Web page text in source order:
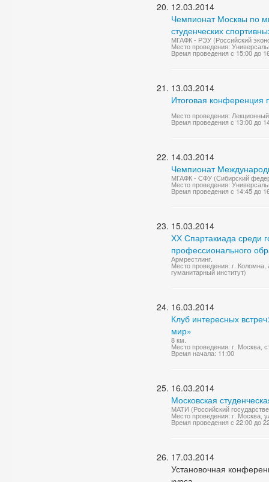
12.03.2014
Чемпионат Москвы по
студенческих
МГАФК - РЭУ (Российский
Место проведения:
Время проведения с 15:00 до
13.03.2014
Итоговая конференция
Место проведения:
Время проведения с 13:00 до
14.03.2014
Чемпионат
МГАФК - СФУ (Сибирский
Место проведения:
Время проведения с 14:45 до
15.03.2014
ХХ Спартакиада среди
профессионального
Армрестлинг.
Место проведения: г.
гуманитарный институт)
16.03.2014
Клуб интересных
мир»
8 км.
Место проведения: г. Москва,
Время начала: 11:00
16.03.2014
Московская
МАТИ (Российский
Место проведения: г. Москва,
Время проведения с 22:00 до
17.03.2014
Установочная